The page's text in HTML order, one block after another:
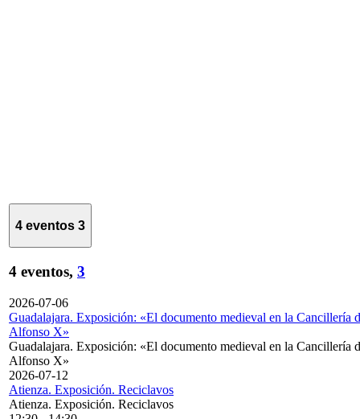
4 eventos 3
4 eventos, 3
2026-07-06
Guadalajara. Exposición: «El documento medieval en la Cancillería
Alfonso X»
Guadalajara. Exposición: «El documento medieval en la Cancillería
Alfonso X»
2026-07-12
Atienza. Exposición. Reciclavos
Atienza. Exposición. Reciclavos